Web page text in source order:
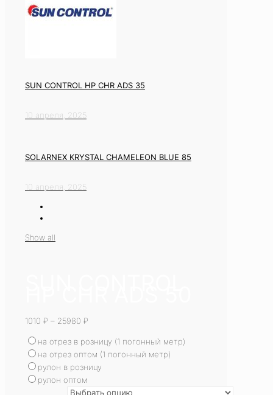
SUN CONTROL HP CHR ADS 35
10 апреля, 2025
SOLARNEX KRYSTAL CHAMELEON BLUE 85
10 апреля, 2025
Show all
1010 ₽ – 25980 ₽
на отрез в розницу (1 погонный метр)
на отрез оптом (1 погонный метр)
рулон в розницу
рулон оптом